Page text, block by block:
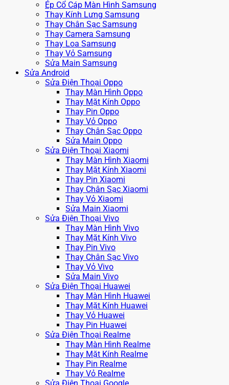
Ép Cổ Cáp Màn Hình Samsung
Thay Kính Lưng Samsung
Thay Chân Sạc Samsung
Thay Camera Samsung
Thay Loa Samsung
Thay Vỏ Samsung
Sửa Main Samsung
Sửa Android
Sửa Điện Thoại Oppo
Thay Màn Hình Oppo
Thay Mặt Kính Oppo
Thay Pin Oppo
Thay Vỏ Oppo
Thay Chân Sạc Oppo
Sửa Main Oppo
Sửa Điện Thoại Xiaomi
Thay Màn Hình Xiaomi
Thay Mặt Kính Xiaomi
Thay Pin Xiaomi
Thay Chân Sạc Xiaomi
Thay Vỏ Xiaomi
Sửa Main Xiaomi
Sửa Điện Thoại Vivo
Thay Màn Hình Vivo
Thay Mặt Kính Vivo
Thay Pin Vivo
Thay Chân Sạc Vivo
Thay Vỏ Vivo
Sửa Main Vivo
Sửa Điện Thoại Huawei
Thay Màn Hình Huawei
Thay Mặt Kính Huawei
Thay Vỏ Huawei
Thay Pin Huawei
Sửa Điện Thoại Realme
Thay Màn Hình Realme
Thay Mặt Kính Realme
Thay Pin Realme
Thay Vỏ Realme